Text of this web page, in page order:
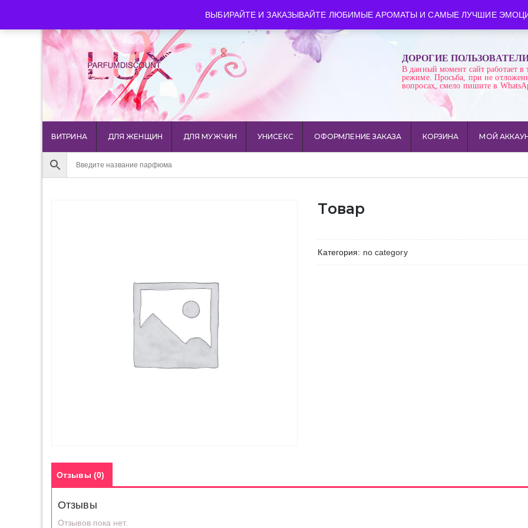
ВЫБИРАЙТЕ И ЗАКАЗЫВАЙТЕ ЛЮБИМЫЕ АРОМАТЫ И САМЫЕ ЛУЧШИЕ
+7 903 544 11 18 г. Москва Время работы: пн-сб 10:00-21:00
ДОРОГИЕ
В данный момент сайт работает в
режиме. Просьба, при не
вопросах, смело пишите в
ВИТРИНА ДЛЯ ЖЕНЩИН ДЛЯ МУЖЧИН УНИСЕКС ОФОРМЛЕНИЕ ЗАКАЗА КОРЗИНА МОЙ
Товар
Категория: no category
Отзывы (0)
Отзывы
Отзывов пока нет.